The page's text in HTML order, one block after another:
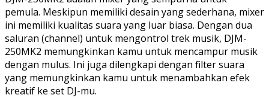
pemula. Meskipun memiliki desain yang sederhana, mixer
ini memiliki kualitas suara yang luar biasa. Dengan dua
saluran (channel) untuk mengontrol trek musik, DJM-
250MK2 memungkinkan kamu untuk mencampur musik
dengan mulus. Ini juga dilengkapi dengan filter suara
yang memungkinkan kamu untuk menambahkan efek
kreatif ke set DJ-mu.